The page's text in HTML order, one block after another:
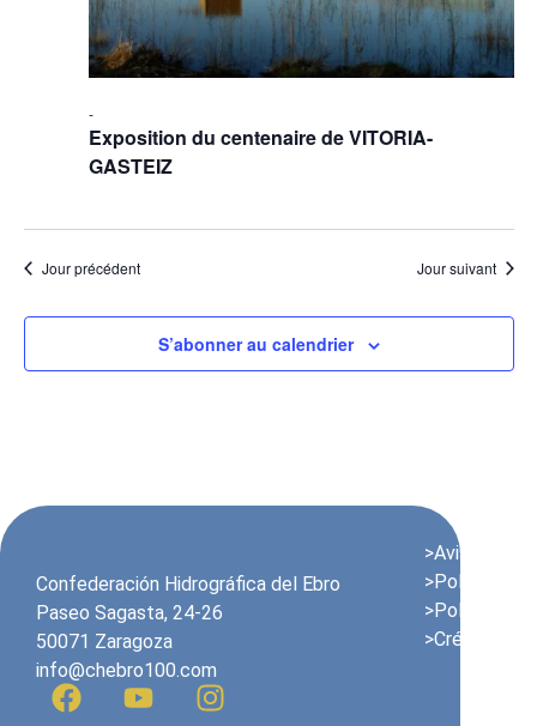
Exposition du centenaire de VITORIA-
GASTEIZ
-
Jour précédent Jour suivant
S’abonner au calendrier
Confederación Hidrográfica del Ebro
Paseo Sagasta, 24-26
50071 Zaragoza
info@chebro100.com
>Avis
>Politique
>Politique
>Crédits